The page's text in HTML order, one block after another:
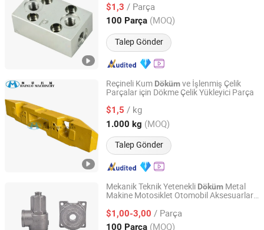
$1,3 / Parça
100 Parça (MOQ)
Talep Gönder
Zhejiang, China Fiyat 2013
Reçineli Kum Dökümve İşlenmiş Çelik
Parçalar için Dökme Çelik Yükleyici Parça
$1,5 / kg
1.000 kg (MOQ)
Talep Gönder
Shandong Hainuo Machinery Co., Ltd.
Shandong, China Fiyat 2021
Mekanik Teknik Yetenekli Döküm Metal
Makine Motosiklet Otomobil Aksesuarları
Titanyum Tedarik İşleme Parçaları
$1,00-3,00 / Parça
100 Parça (MOQ)
QINGDAO DINGHENG STEEL CO., LTD.
Shandong, China Fiyat 2026